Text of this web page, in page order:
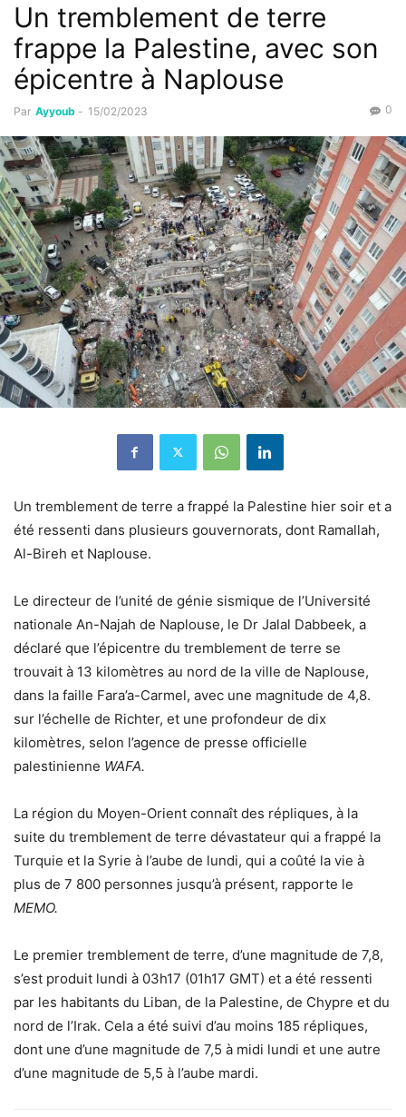
Un tremblement de terre
frappe la Palestine, avec son
épicentre à Naplouse
Par Ayyoub - 15/02/2023 0
Un tremblement de terre a frappé la Palestine hier soir et a
été ressenti dans plusieurs gouvernorats, dont Ramallah,
Al-Bireh et Naplouse.
Le directeur de l’unité de génie sismique de l’Université
nationale An-Najah de Naplouse, le Dr Jalal Dabbeek, a
déclaré que l’épicentre du tremblement de terre se
trouvait à 13 kilomètres au nord de la ville de Naplouse,
dans la faille Fara’a-Carmel, avec une magnitude de 4,8.
sur l’échelle de Richter, et une profondeur de dix
kilomètres, selon l’agence de presse officielle
palestinienne WAFA.
La région du Moyen-Orient connaît des répliques, à la
suite du tremblement de terre dévastateur qui a frappé la
Turquie et la Syrie à l’aube de lundi, qui a coûté la vie à
plus de 7 800 personnes jusqu’à présent, rapporte le
MEMO.
Le premier tremblement de terre, d’une magnitude de 7,8,
s’est produit lundi à 03h17 (01h17 GMT) et a été ressenti
par les habitants du Liban, de la Palestine, de Chypre et du
nord de l’Irak. Cela a été suivi d’au moins 185 répliques,
dont une d’une magnitude de 7,5 à midi lundi et une autre
d’une magnitude de 5,5 à l’aube mardi.